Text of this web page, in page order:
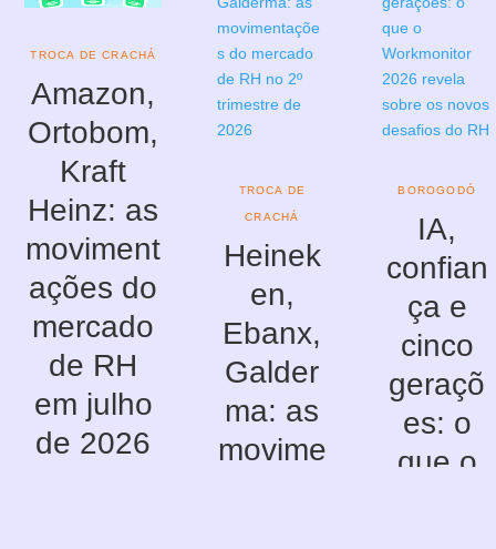
Amazon,
Ortobom,
Kraft
Heinz: as
moviment
ações do
mercado
de RH
em julho
de 2026
TROCA DE CRACHÁ
Heinek
en,
Ebanx,
Galder
ma: as
movime
TROCA DE
CRACHÁ
IA,
confian
ça e
cinco
geraçõ
es: o
que o
BOROGODÓ